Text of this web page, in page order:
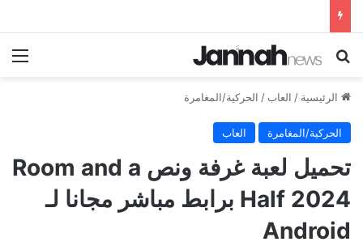
بحث عن
الرئيسية / العاب / الحركية/المغامرة
الحركية/المغامرة العاب
تحميل لعبة غرفة ونص Room and a
Half 2024 برابط مباشر مجانا لـ
Android